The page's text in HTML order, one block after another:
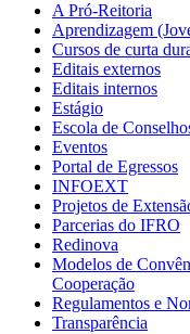
A Pró-Reitoria
Aprendizagem
Cursos de curta
Editais externos
Editais internos
Estágio
Escola de
Eventos
Portal de Egressos
INFOEXT
Projetos de
Parcerias do IFRO
Redinova
Modelos de
Cooperação
Regulamentos e
Transparência